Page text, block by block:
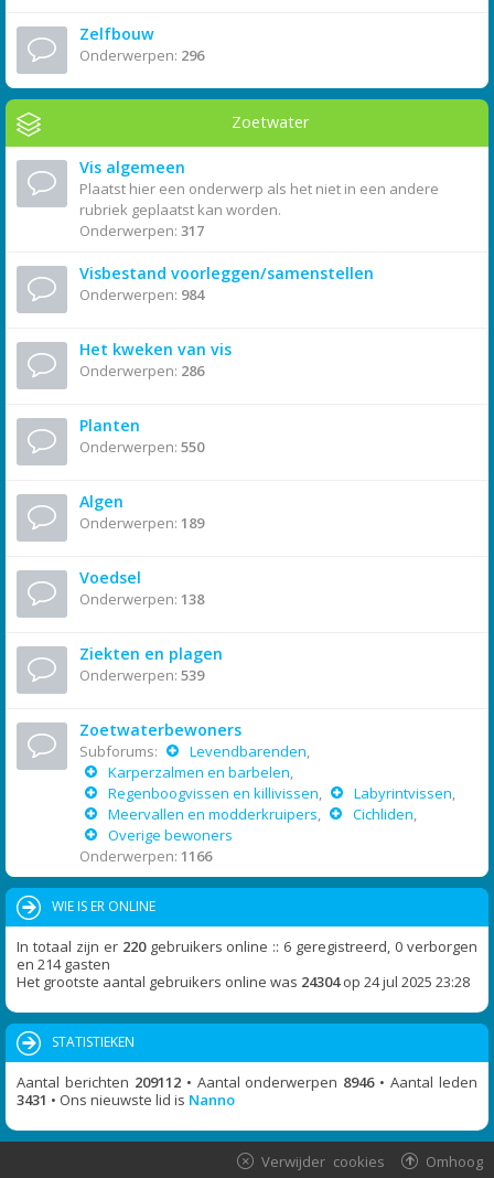
Zelfbouw
Onderwerpen: 296
Zoetwater
Vis algemeen
Plaatst hier een onderwerp als het niet in een andere
rubriek geplaatst kan worden.
Onderwerpen: 317
Visbestand voorleggen/samenstellen
Onderwerpen: 984
Het kweken van vis
Onderwerpen: 286
Planten
Onderwerpen: 550
Algen
Onderwerpen: 189
Voedsel
Onderwerpen: 138
Ziekten en plagen
Onderwerpen: 539
Zoetwaterbewoners
Subforums: Levendbarenden,
Karperzalmen en barbelen,
Regenboogvissen en killivissen, Labyrintvissen,
Meervallen en modderkruipers, Cichliden,
Overige bewoners
Onderwerpen: 1166
WIE IS ER ONLINE
In totaal zijn er 220gebruikers online :: 6 geregistreerd, 0 verborgen
en 214 gasten
Het grootste aantal gebruikers online was 24304op 24 jul 2025 23:28
STATISTIEKEN
Aantal berichten 209112• Aantal onderwerpen 8946• Aantal leden
3431 • Ons nieuwste lid is Nanno
Omhoog
Verwijder cookies